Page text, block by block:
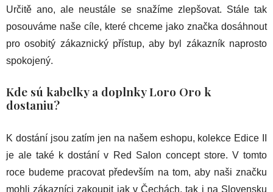
Určitě ano, ale neustále se snažíme zlepšovat. Stále tak
posouváme naše cíle, které chceme jako značka dosáhnout
pro osobitý zákaznický přístup, aby byl zákazník naprosto
spokojený.
Kde sú kabelky a doplnky Loro Oro k
dostaniu?
K dostání jsou zatím jen na našem eshopu, kolekce Edice II
je ale také k dostání v Red Salon concept store. V tomto
roce budeme pracovat především na tom, aby naši značku
mohli zákazníci zakoupit jak v Čechách, tak i na Slovensku